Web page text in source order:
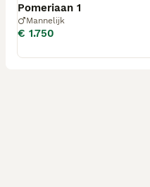
Pomeriaan 1
Mannelijk
€ 1.750